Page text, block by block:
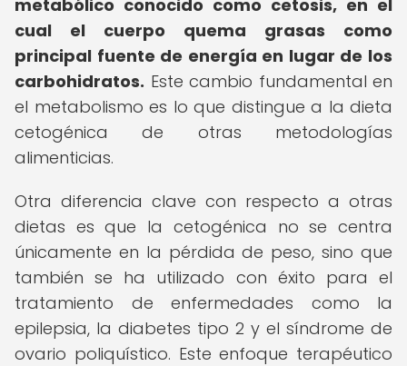
metabólico conocido como cetosis, en el
cual el cuerpo quema grasas como
principal fuente de energía en lugar de los
carbohidratos. Este cambio fundamental en
el metabolismo es lo que distingue a la dieta
cetogénica de otras metodologías
alimenticias.
Otra diferencia clave con respecto a otras
dietas es que la cetogénica no se centra
únicamente en la pérdida de peso, sino que
también se ha utilizado con éxito para el
tratamiento de enfermedades como la
epilepsia, la diabetes tipo 2 y el síndrome de
ovario poliquístico. Este enfoque terapéutico